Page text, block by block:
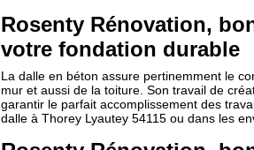
Rosenty Rénovation,
votre fondation durable
La dalle en béton assure pertinemment le
mur et aussi de la toiture. Son travail de
garantir le parfait accomplissement des
dalle à Thorey Lyautey 54115 ou dans les